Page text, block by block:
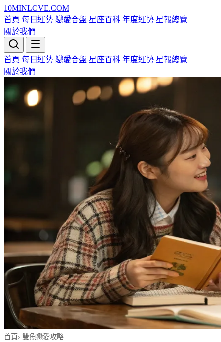
10MINLOVE.COM
首頁 每日運勢 戀愛合盤 星座百科 年度運勢 星報總覽
關於我們
首頁 每日運勢 戀愛合盤 星座百科 年度運勢 星報總覽
關於我們
首頁› 雙魚戀愛攻略